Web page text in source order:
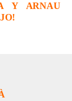
Y ARNAU